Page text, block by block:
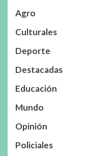
Agro
Culturales
Deporte
Destacadas
Educación
Mundo
Opinión
Policiales